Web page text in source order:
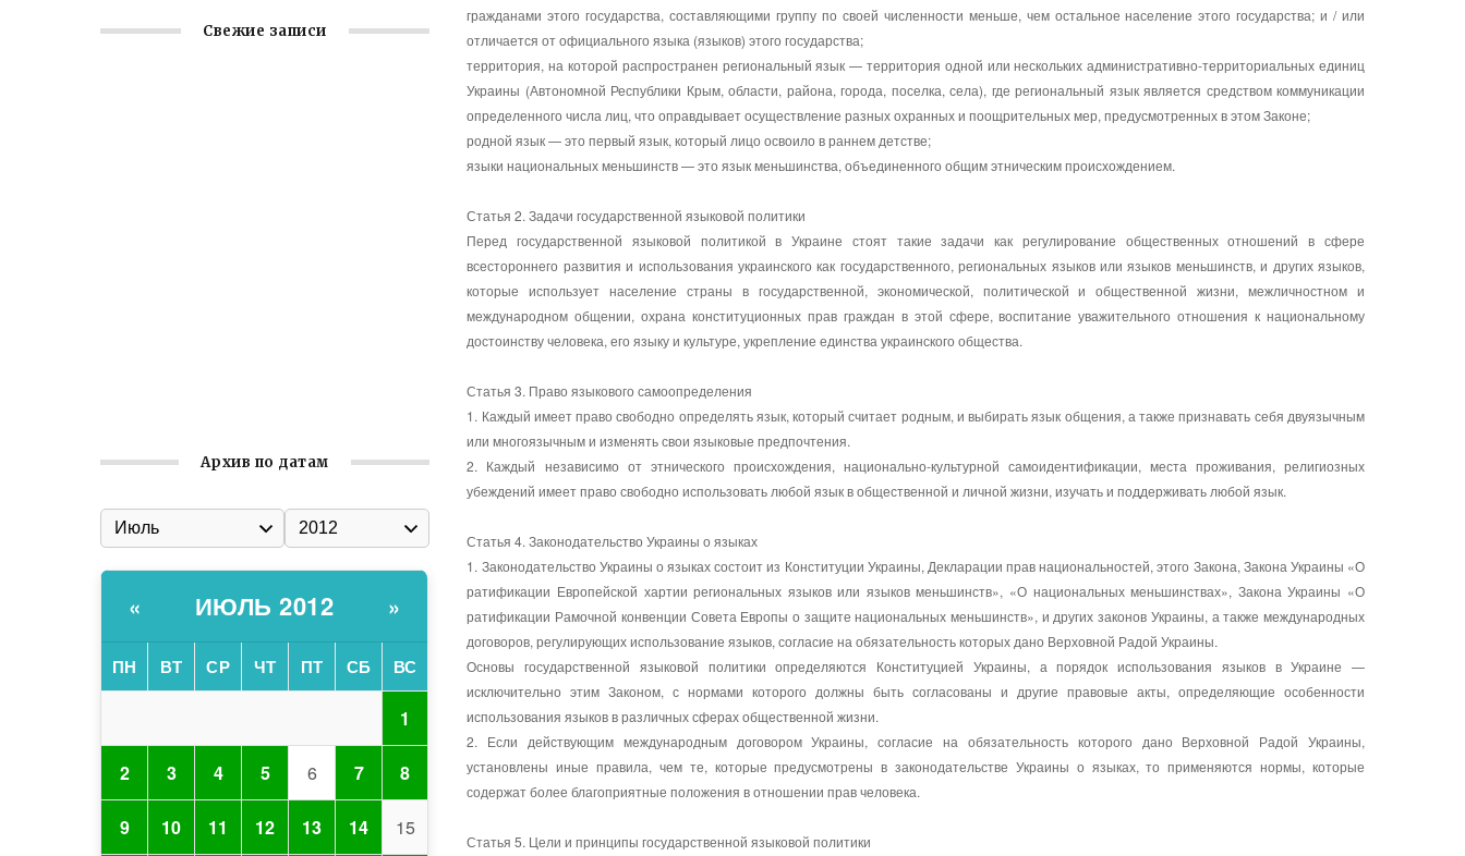
гражданами этого государства, составляющими группу по своей численности меньше, чем остальное население этого государства; и / или
отличается от официального языка (языков) этого государства;
территория, на которой распространен региональный язык — территория одной или нескольких административно-территориальных единиц
Украины (Автономной Республики Крым, области, района, города, поселка, села), где региональный язык является средством коммуникации
определенного числа лиц, что оправдывает осуществление разных охранных и поощрительных мер, предусмотренных в этом Законе;
родной язык — это первый язык, который лицо освоило в раннем детстве;
языки национальных меньшинств — это язык меньшинства, объединенного общим этническим происхождением.
Статья 2. Задачи государственной языковой политики
Перед государственной языковой политикой в Украине стоят такие задачи как регулирование общественных отношений в сфере
всестороннего развития и использования украинского как государственного, региональных языков или языков меньшинств, и других языков,
которые использует население страны в государственной, экономической, политической и общественной жизни, межличностном и
международном общении, охрана конституционных прав граждан в этой сфере, воспитание уважительного отношения к национальному
достоинству человека, его языку и культуре, укрепление единства украинского общества.
Статья 3. Право языкового самоопределения
1. Каждый имеет право свободно определять язык, который считает родным, и выбирать язык общения, а также признавать себя двуязычным
или многоязычным и изменять свои языковые предпочтения.
2. Каждый независимо от этнического происхождения, национально-культурной самоидентификации, места проживания, религиозных
убеждений имеет право свободно использовать любой язык в общественной и личной жизни, изучать и поддерживать любой язык.
Статья 4. Законодательство Украины о языках
1. Законодательство Украины о языках состоит из Конституции Украины, Декларации прав национальностей, этого Закона, Закона Украины «О
ратификации Европейской хартии региональных языков или языков меньшинств», «О национальных меньшинствах», Закона Украины «О
ратификации Рамочной конвенции Совета Европы о защите национальных меньшинств», и других законов Украины, а также международных
договоров, регулирующих использование языков, согласие на обязательность которых дано Верховной Радой Украины.
Основы государственной языковой политики определяются Конституцией Украины, а порядок использования языков в Украине —
исключительно этим Законом, с нормами которого должны быть согласованы и другие правовые акты, определяющие особенности
использования языков в различных сферах общественной жизни.
2. Если действующим международным договором Украины, согласие на обязательность которого дано Верховной Радой Украины,
установлены иные правила, чем те, которые предусмотрены в законодательстве Украины о языках, то применяются нормы, которые
содержат более благоприятные положения в отношении прав человека.
Статья 5. Цели и принципы государственной языковой политики
Свежие записи
Архив по датам
« ИЮЛЬ 2012 »
ПН ВТ СР ЧТ ПТ СБ ВС
1
2 3 4 5 6 7 8
9 10 11 12 13 14 15